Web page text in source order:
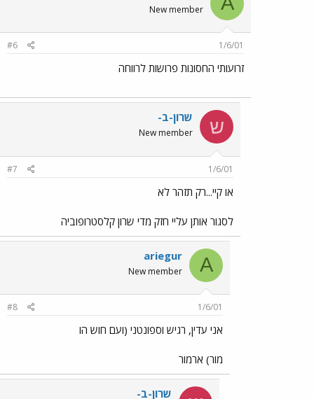
New member
1/6/01
#6
זרועותי החסונות פרושות לרווחה
ש שרון-ב-
New member
1/6/01
#7
או קיי...רק תזהר לא
לסגור אותן עליי חזק מדי שרון קלסטרופוביה
A
ariegur
New member
1/6/01
#8
אני עדין, רגיש וספונטני (ועם חוש הו
מור) ארמור
שרון-ב-